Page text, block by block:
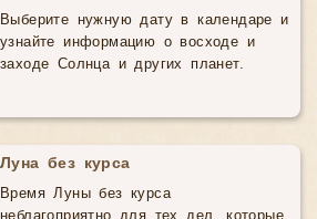
Выберите нужную дату в календаре и
узнайте информацию о восходе и
заходе Солнца и других планет.
Луна без курса
Время Луны без курса